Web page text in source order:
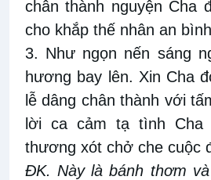
chân thành nguyện Cha
cho khắp thế nhân an
3. Như ngọn nến sáng
hương bay lên. Xin Cha
lễ dâng chân thành với
lời ca cảm tạ tình Cha
thương xót chở che cuộc
ĐK. Này là bánh thơm